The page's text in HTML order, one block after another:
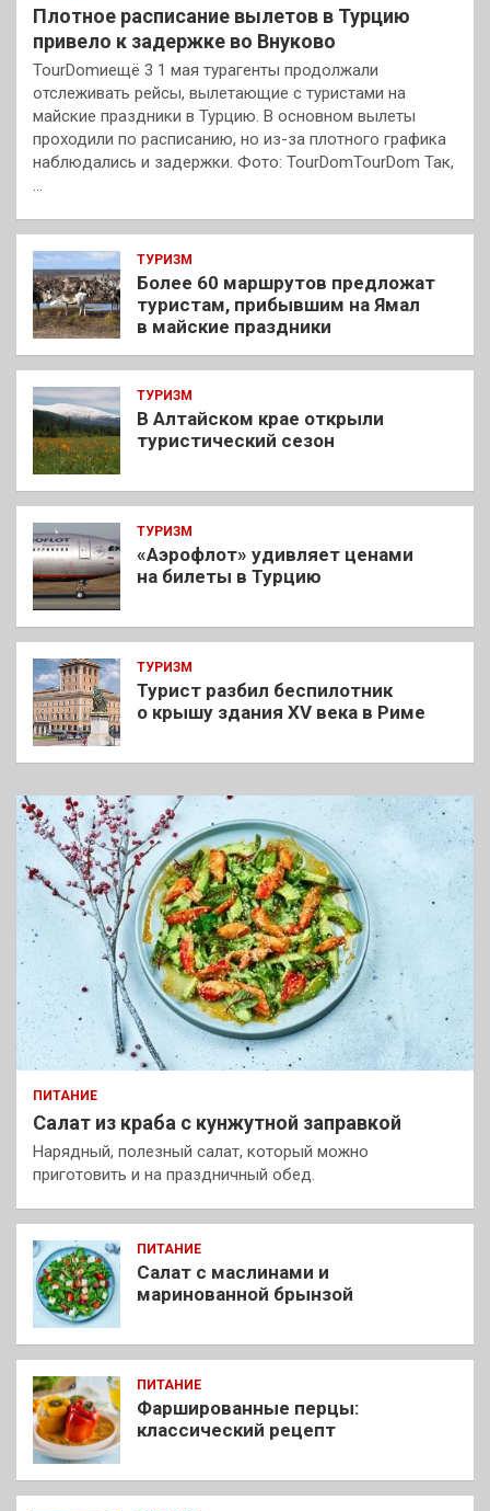
Плотное расписание вылетов в Турцию
привело к задержке во Внуково
TourDomиещё 3 1 мая турагенты продолжали
отслеживать рейсы, вылетающие с туристами на
майские праздники в Турцию. В основном вылеты
проходили по расписанию, но из-за плотного графика
наблюдались и задержки. Фото: TourDomTourDom Так,
…
ТУРИЗМ
Более 60 маршрутов предложат
туристам, прибывшим на Ямал
в майские праздники
ТУРИЗМ
В Алтайском крае открыли
туристический сезон
ТУРИЗМ
«Аэрофлот» удивляет ценами
на билеты в Турцию
ТУРИЗМ
Турист разбил беспилотник
о крышу здания XV века в Риме
ПИТАНИЕ
Салат из краба с кунжутной заправкой
Нарядный, полезный салат, который можно
приготовить и на праздничный обед.
ПИТАНИЕ
Салат с маслинами и
маринованной брынзой
ПИТАНИЕ
Фаршированные перцы:
классический рецепт